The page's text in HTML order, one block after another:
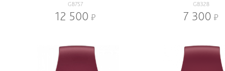
GB757
12 500
GB328
7 300